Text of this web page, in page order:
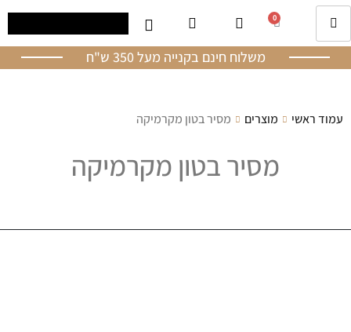
0
משלוח חינם בקנייה מעל 350 ש"ח
עמוד ראשי מוצרים מסיר בטון מקרמיקה
מסיר בטון מקרמיקה